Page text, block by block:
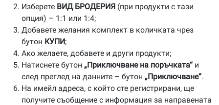
Изберете ВИД БРОДЕРИЯ (при продукти с тази
опция) – 1:1 или 1:4;
Добавете желания комплект в количката чрез
бутон КУПИ;
Ако желаете, добавете и други продукти;
Натиснете бутон „Приключване на поръчката“ и
след преглед на данните – бутон „Приключване“.
На имейл адреса, с който сте регистрирани, ще
получите съобщение с информация за направената